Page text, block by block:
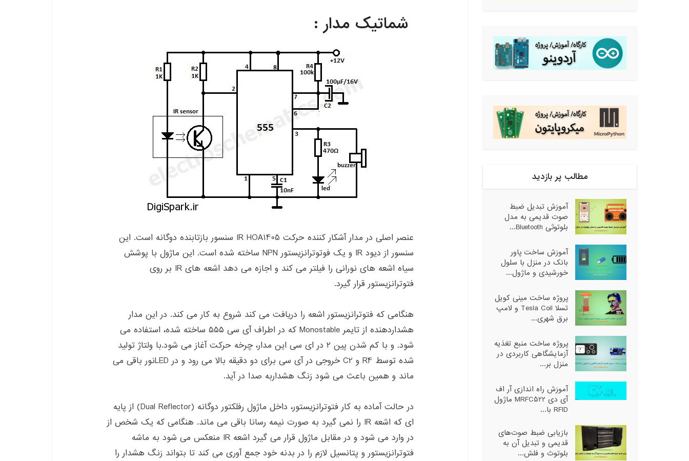
شماتیک مدار :
عنصر اصلی در مدار آشکار کننده حرکت IR HOA1405 سنسور بازتابنده دوگانه است. این
سنسور از دیود IR و یک فوتوترانزیستور NPN ساخته شده است. این ماژول با پوشش
سیاه اشعه های نورانی را فیلتر می کند و اجازه می دهد اشعه های IR بر روی
فتوترانزیستور قرار گیرد.
هنگامی که فتوترانزیستور اشعه را دریافت می کند شروع به کار می کند. در این مدار
هشداردهنده از تایمر Monostable که در اطراف آی سی ۵۵۵ ساخته شده، استفاده می
شود. و با کم شدن پین ۲ در ای سی این مدار، چرخه حرکت آغاز می شود.با ولتاژ تولید
شده توسط R4 و C2 خروجی در آی سی برای دو دقیقه بالا می رود و در LEDنور باقی می
ماند و همین باعث می شود زنگ هشداربه صدا در آید.
در حالت آماده به کار فتوترانزیستور، داخل ماژول رفلکتور دوگانه (Dual Reflector) از پایه
ای که اشعه IR را نمی گیرد به صورت نیمه رسانا باقی می ماند. هنگامی که یک شخص از
در وارد می شود و در مقابل ماژول قرار می گیرد اشعه IR منعکس می شود به ماشه
فتوترانزیستور و پتانسیل لازم را در بدنه خود جمع آوری می کند تا بتواند زنگ هشدار را
مطالب پر بازدید
آموزش تبدیل ضبط
صوت قدیمی به مدل
بلوتوثی Bluetooth...
آموزش ساخت پاور
بانک در منزل با سلول
خورشیدی و ماژول...
پروژه ساخت مینی کویل
تسلا Tesla Coil و لامپ
برق شهری...
پروژه ساخت منبع تغذیه
آزمایشگاهی کاربردی در
منزل بر...
آموزش راه اندازی آر اف
آی دی MRFC522 ماژول
RFID با...
بازیابی ضبط صوت‌های
قدیمی و تبدیل آن به
بلوتوث و فلش...